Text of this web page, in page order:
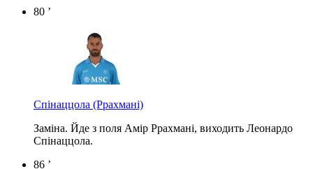
80 ’
Спінаццола (Ррахмані)
Заміна. Йде з поля Амір Ррахмані, виходить Леонардо
Спінаццола.
86 ’